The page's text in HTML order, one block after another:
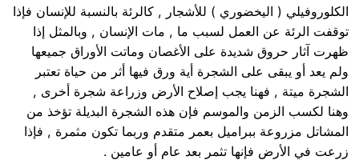
الكلوروفيلي ( اليخضوري ) للأشجار , كالرئة بالنسبة للإنسان فإذا
توقفت الرئة عن العمل لسبب ما , مات الإنسان , وبالمثل إذا
ظهرت آثار حروق شديدة على الأغصان وماتت الأوراق جميعها
ولم يعد أو يبقى على الشجرة أية ورق فيها أثر من حياة تعتبر
الشجرة ميتة , فهنا يجب إصلاح الأرض وزراعة شجرة أخرى ,
وهنا لكسب الزمن والموسم فإن هذه الشجرة البديلة تؤخذ من
المشاتل مزروعة ببراميل بعمر متقدم وربما تكون مثمرة , فإذا
زرعت في الأرض فإنها تثمر بعد عام أو عامين .